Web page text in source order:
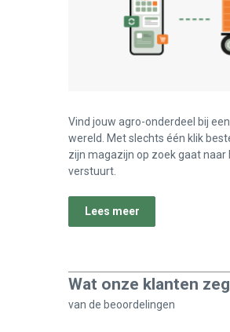
Vind jouw agro-onderdeel bij
wereld. Met slechts één klik
zijn magazijn op zoek gaat
verstuurt.
Lees meer
Wat onze klanten
van de beoordelingen